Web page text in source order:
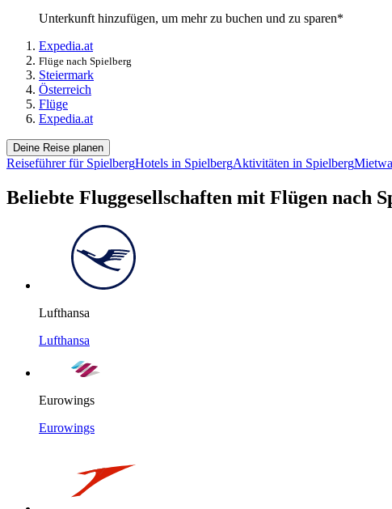
Unterkunft hinzufügen, um mehr zu buchen und zu sparen*
Expedia.at
Flüge nach Spielberg
Steiermark
Österreich
Flüge
Expedia.at
Deine Reise planen
Reiseführer für SpielbergHotels in SpielbergAktivitäten in Spielberg
Beliebte Fluggesellschaften mit Flügen nach
Lufthansa
Lufthansa
Eurowings
Eurowings